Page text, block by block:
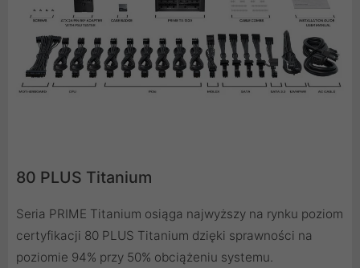
80 PLUS Titanium
Seria PRIME Titanium osiąga najwyższy na rynku poziom
certyfikacji 80 PLUS Titanium dzięki sprawności na
poziomie 94% przy 50% obciążeniu systemu.